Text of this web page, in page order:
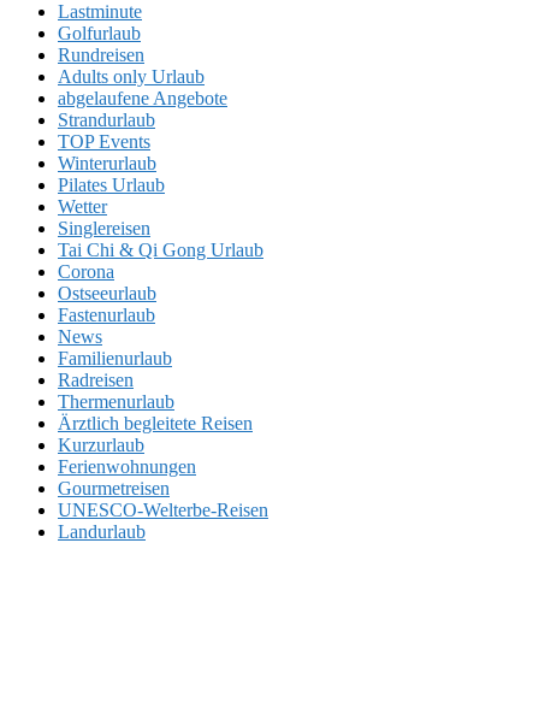
Lastminute
Golfurlaub
Rundreisen
Adults only Urlaub
abgelaufene Angebote
Strandurlaub
TOP Events
Winterurlaub
Pilates Urlaub
Wetter
Singlereisen
Tai Chi & Qi Gong Urlaub
Corona
Ostseeurlaub
Fastenurlaub
News
Familienurlaub
Radreisen
Thermenurlaub
Ärztlich begleitete Reisen
Kurzurlaub
Ferienwohnungen
Gourmetreisen
UNESCO-Welterbe-Reisen
Landurlaub